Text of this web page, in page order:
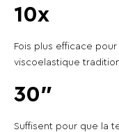
10x
Fois plus efficace
viscoelastique
30″
Suffisent pour que la